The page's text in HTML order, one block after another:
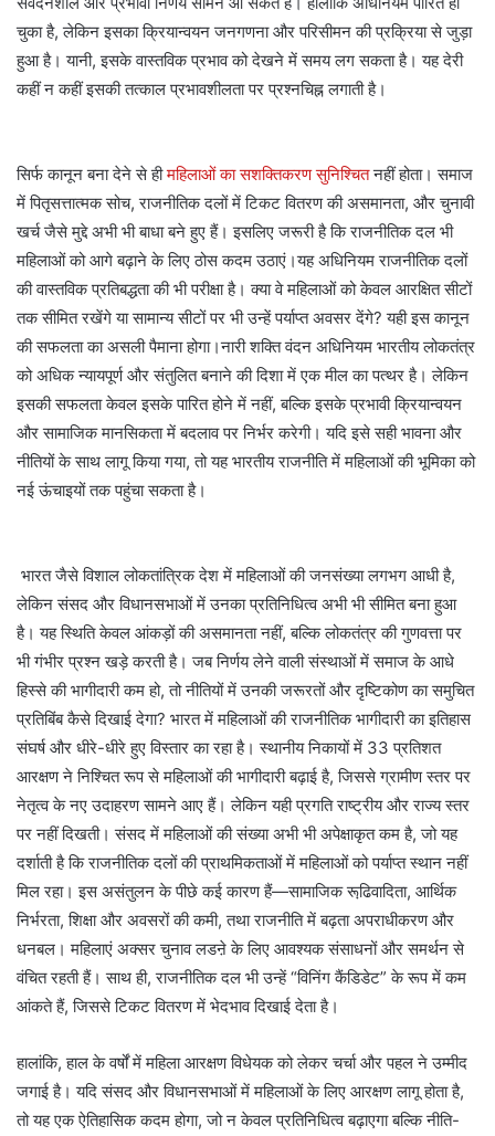
चुका है, लेकिन इसका क्रियान्वयन जनगणना और परिसीमन की प्रक्रिया से जुड़ा
हुआ है। यानी, इसके वास्तविक प्रभाव को देखने में समय लग सकता है। यह देरी
कहीं न कहीं इसकी तत्काल प्रभावशीलता पर प्रश्नचिह्न लगाती है।
सिर्फ कानून बना देने से हीमहिलाओं का सशक्तिकरण सुनिश्चितनहीं होता। समाज
में पितृसत्तात्मक सोच, राजनीतिक दलों में टिकट वितरण की असमानता, और चुनावी
खर्च जैसे मुद्दे अभी भी बाधा बने हुए हैं। इसलिए जरूरी है कि राजनीतिक दल भी
महिलाओं को आगे बढ़ाने के लिए ठोस कदम उठाएं।यह अधिनियम राजनीतिक दलों
की वास्तविक प्रतिबद्धता की भी परीक्षा है। क्या वे महिलाओं को केवल आरक्षित सीटों
तक सीमित रखेंगे या सामान्य सीटों पर भी उन्हें पर्याप्त अवसर देंगे? यही इस कानून
की सफलता का असली पैमाना होगा।नारी शक्ति वंदन अधिनियम भारतीय लोकतंत्र
को अधिक न्यायपूर्ण और संतुलित बनाने की दिशा में एक मील का पत्थर है। लेकिन
इसकी सफलता केवल इसके पारित होने में नहीं, बल्कि इसके प्रभावी क्रियान्वयन
और सामाजिक मानसिकता में बदलाव पर निर्भर करेगी। यदि इसे सही भावना और
नीतियों के साथ लागू किया गया, तो यह भारतीय राजनीति में महिलाओं की भूमिका को
नई ऊंचाइयों तक पहुंचा सकता है।
भारत जैसे विशाल लोकतांत्रिक देश में महिलाओं की जनसंख्या लगभग आधी है,
लेकिन संसद और विधानसभाओं में उनका प्रतिनिधित्व अभी भी सीमित बना हुआ
है। यह स्थिति केवल आंकड़ों की असमानता नहीं, बल्कि लोकतंत्र की गुणवत्ता पर
भी गंभीर प्रश्न खड़े करती है। जब निर्णय लेने वाली संस्थाओं में समाज के आधे
हिस्से की भागीदारी कम हो, तो नीतियों में उनकी जरूरतों और दृष्टिकोण का समुचित
प्रतिबिंब कैसे दिखाई देगा? भारत में महिलाओं की राजनीतिक भागीदारी का इतिहास
संघर्ष और धीरे-धीरे हुए विस्तार का रहा है। स्थानीय निकायों में 33 प्रतिशत
आरक्षण ने निश्चित रूप से महिलाओं की भागीदारी बढ़ाई है, जिससे ग्रामीण स्तर पर
नेतृत्व के नए उदाहरण सामने आए हैं। लेकिन यही प्रगति राष्ट्रीय और राज्य स्तर
पर नहीं दिखती। संसद में महिलाओं की संख्या अभी भी अपेक्षाकृत कम है, जो यह
दर्शाती है कि राजनीतिक दलों की प्राथमिकताओं में महिलाओं को पर्याप्त स्थान नहीं
मिल रहा। इस असंतुलन के पीछे कई कारण हैं—सामाजिक रूढि़वादिता, आर्थिक
निर्भरता, शिक्षा और अवसरों की कमी, तथा राजनीति में बढ़ता अपराधीकरण और
धनबल। महिलाएं अक्सर चुनाव लडऩे के लिए आवश्यक संसाधनों और समर्थन से
वंचित रहती हैं। साथ ही, राजनीतिक दल भी उन्हें “विनिंग कैंडिडेट” के रूप में कम
आंकते हैं, जिससे टिकट वितरण में भेदभाव दिखाई देता है।
हालांकि, हाल के वर्षों में महिला आरक्षण विधेयक को लेकर चर्चा और पहल ने उम्मीद
जगाई है। यदि संसद और विधानसभाओं में महिलाओं के लिए आरक्षण लागू होता है,
तो यह एक ऐतिहासिक कदम होगा, जो न केवल प्रतिनिधित्व बढ़ाएगा बल्कि नीति-